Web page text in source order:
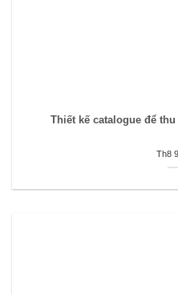
Thiết kế catalogue để
Th8